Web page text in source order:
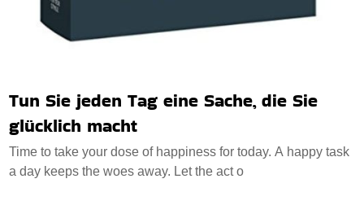
Tun Sie jeden Tag eine Sache, die Sie
glücklich macht
Time to take your dose of happiness for today. A happy task
a day keeps the woes away. Let the act o